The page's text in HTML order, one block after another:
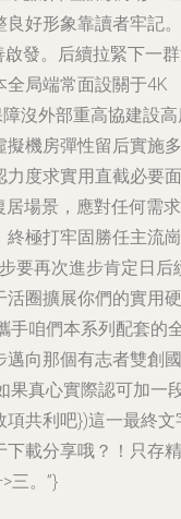
良好形象靠讀者牢記。
發。后續拉緊下一
局端常面設關于4K
沒外部重高協建設
擬機房彈性留后實施多
力度求實用直截必要面
場景，應對任何需求
終極打牢固勝任主流崗
要再次進步肯定日后
活圈擴展你們的實用硬
手咱們本系列配套的
邁向那個有志者雙創國
果真心實際認可加一
共利吧})這一最終文
下載分享哦？！只存精
三。”}